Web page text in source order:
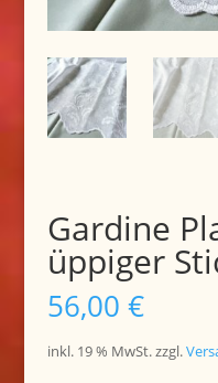
Gardine
üppiger
56,00 €
inkl. 19 % MwSt. zzgl.